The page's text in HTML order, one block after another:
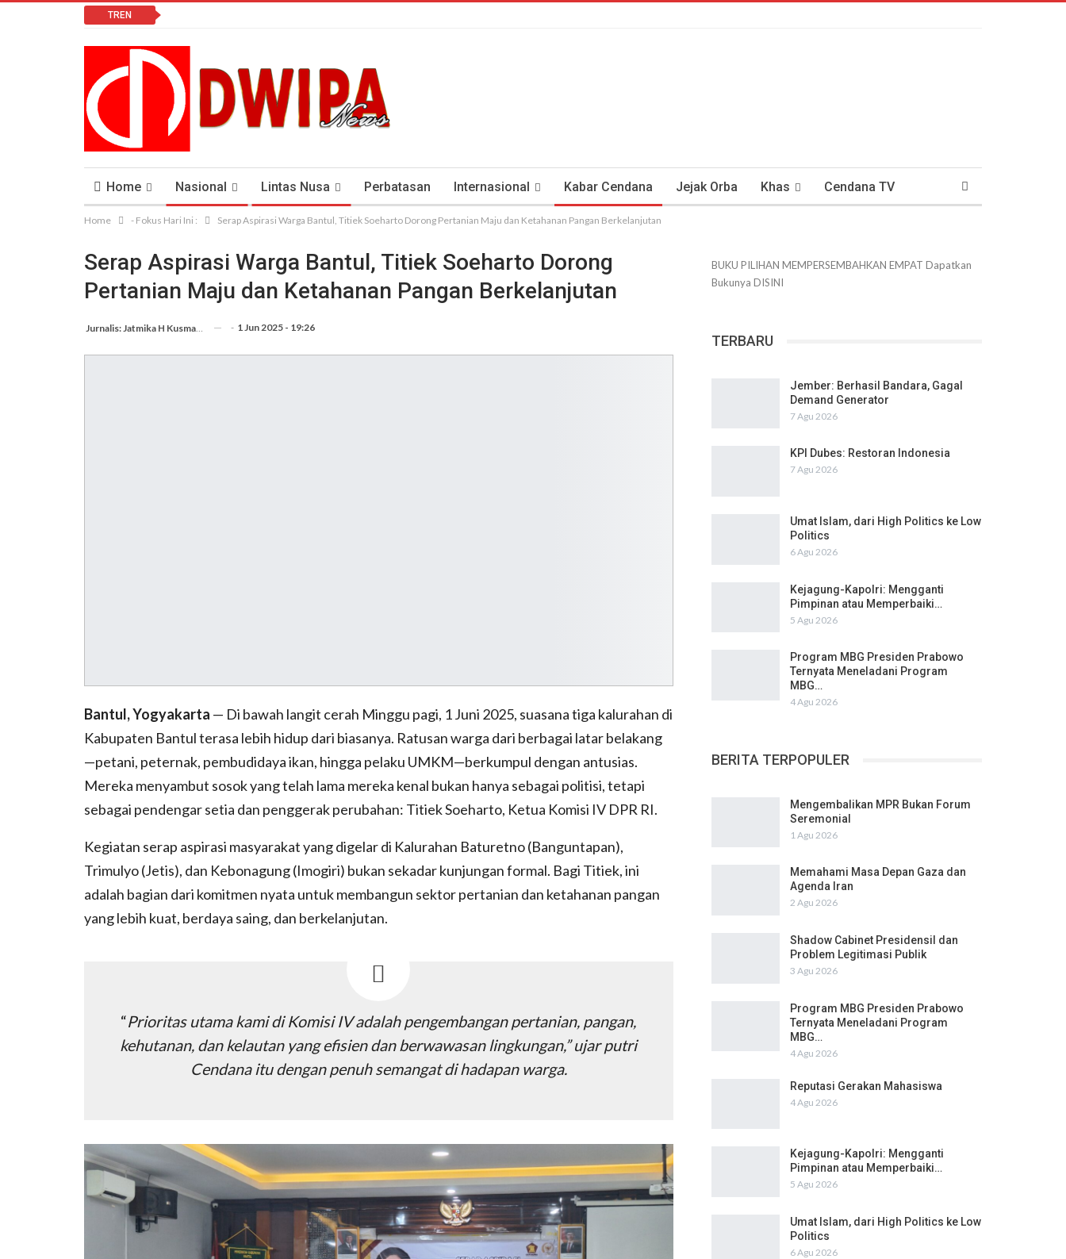
TREN
Home Nasional Lintas Nusa Perbatasan Internasional Kabar Cendana Jejak Orba Khas Cendana TV
Lomba Vlog Cendana News Peduli Kesehatan Antisipasi COVID-19 Presiden Soeharto Dan Visi Kenusantaraan
Home - Fokus Hari Ini : Serap Aspirasi Warga Bantul, Titiek Soeharto Dorong Pertanian Maju dan Ketahanan Pangan Berkelanjutan
Serap Aspirasi Warga Bantul, Titiek Soeharto Dorong
Pertanian Maju dan Ketahanan Pangan Berkelanjutan
- 1 Jun 2025 - 19:26
Bantul, Yogyakarta — Di bawah langit cerah Minggu pagi, 1 Juni 2025, suasana tiga kalurahan di
Kabupaten Bantul terasa lebih hidup dari biasanya. Ratusan warga dari berbagai latar belakang
—petani, peternak, pembudidaya ikan, hingga pelaku UMKM—berkumpul dengan antusias.
Mereka menyambut sosok yang telah lama mereka kenal bukan hanya sebagai politisi, tetapi
sebagai pendengar setia dan penggerak perubahan: Titiek Soeharto, Ketua Komisi IV DPR RI.
Kegiatan serap aspirasi masyarakat yang digelar di Kalurahan Baturetno (Banguntapan),
Trimulyo (Jetis), dan Kebonagung (Imogiri) bukan sekadar kunjungan formal. Bagi Titiek, ini
adalah bagian dari komitmen nyata untuk membangun sektor pertanian dan ketahanan pangan
yang lebih kuat, berdaya saing, dan berkelanjutan.
“Prioritas utama kami di Komisi IV adalah pengembangan pertanian, pangan,
kehutanan, dan kelautan yang efisien dan berwawasan lingkungan,” ujar putri
Cendana itu dengan penuh semangat di hadapan warga.
BUKU PILIHAN MEMPERSEMBAHKAN EMPAT Dapatkan
Bukunya DISINI
TERBARU
Jember: Berhasil Bandara, Gagal
Demand Generator
7 Agu 2026
KPI Dubes: Restoran Indonesia
7 Agu 2026
Umat Islam, dari High Politics ke Low
Politics
6 Agu 2026
Kejagung-Kapolri: Mengganti
Pimpinan atau Memperbaiki…
5 Agu 2026
Program MBG Presiden Prabowo
Ternyata Meneladani Program
MBG…
4 Agu 2026
BERITA TERPOPULER
Mengembalikan MPR Bukan Forum
Seremonial
1 Agu 2026
Memahami Masa Depan Gaza dan
Agenda Iran
2 Agu 2026
Shadow Cabinet Presidensil dan
Problem Legitimasi Publik
3 Agu 2026
Program MBG Presiden Prabowo
Ternyata Meneladani Program
MBG…
4 Agu 2026
Reputasi Gerakan Mahasiswa
4 Agu 2026
Kejagung-Kapolri: Mengganti
Pimpinan atau Memperbaiki…
5 Agu 2026
Umat Islam, dari High Politics ke Low
Politics
6 Agu 2026